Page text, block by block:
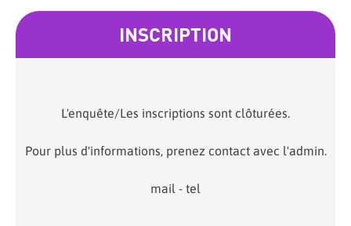
INSCRIPTION
L'enquête/Les inscriptions sont clôturées.
Pour plus d'informations, prenez contact avec l'admin.
mail - tel